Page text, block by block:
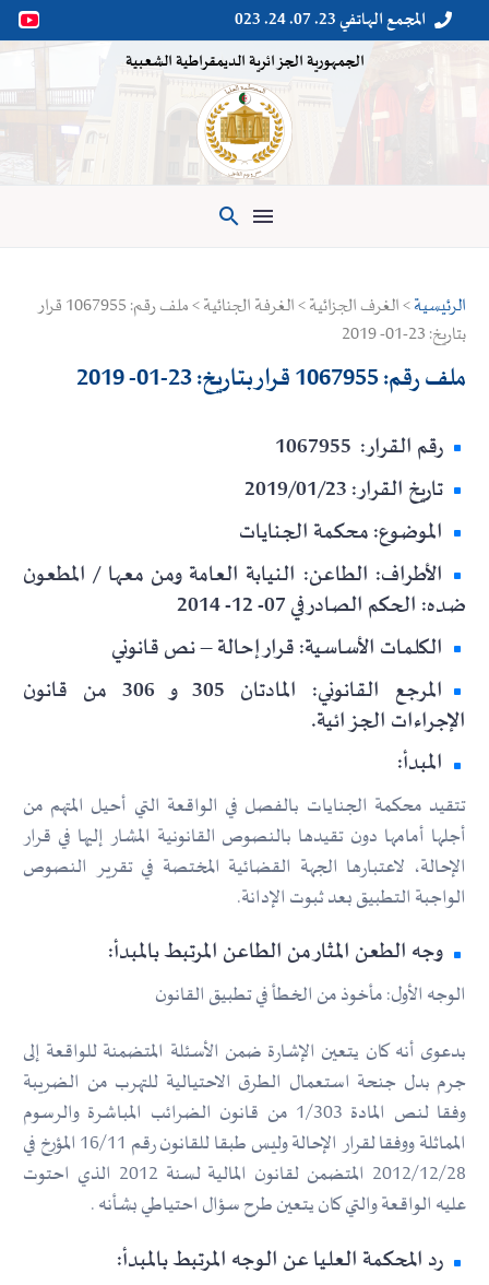

 المجمع الهاتفي 23. 07. 24. 023
الجمهورية الجزائرية الديمقراطية الشعبية

الرئيسية
> الغرف الجزائية > الغرفة الجنائية > ملف رقم: 1067955 قرار
بتاريخ: 23-01- 2019
ملف رقم: 1067955 قرار بتاريخ: 23-01- 2019
رقم القرار: 1067955
تاريخ القرار: 2019/01/23
الموضوع: محكمة الجنايات
الأطراف: الطاعن: النيابة العامة ومن معها / المطعون
ضده: الحكم الصادر في 07- 12- 2014
الكلمات الأساسية: قرار إحالة – نص قانوني
المرجع القانوني: المادتان 305 و 306 من قانون
الإجراءات الجزائية.
المبدأ:
تتقيد محكمة الجنايات بالفصل في الواقعة التي أحيل المتهم من
أجلها أمامها دون تقيدها بالنصوص القانونية المشار إليها في قرار
الإحالة، لاعتبارها الجهة القضائية المختصة في تقرير النصوص
الواجبة التطبيق بعد ثبوت الإدانة.
وجه الطعن المثار من الطاعن المرتبط بالمبدأ:
الوجه الأول: مأخوذ من الخطأ في تطبيق القانون
بدعوى أنه كان يتعين الإشارة ضمن الأسئلة المتضمنة للواقعة إلى
جرم بدل جنحة استعمال الطرق الاحتيالية للتهرب من الضريبة
وفقا لنص المادة 1/303 من قانون الضرائب المباشرة والرسوم
المماثلة ووفقا لقرار الإحالة وليس طبقا للقانون رقم 16/11 المؤرخ في
2012/12/28 المتضمن لقانون المالية لسنة 2012 الذي احتوت
عليه الواقعة والتي كان يتعين طرح سؤال احتياطي بشأنه .
رد المحكمة العليا عن الوجه المرتبط بالمبدأ: